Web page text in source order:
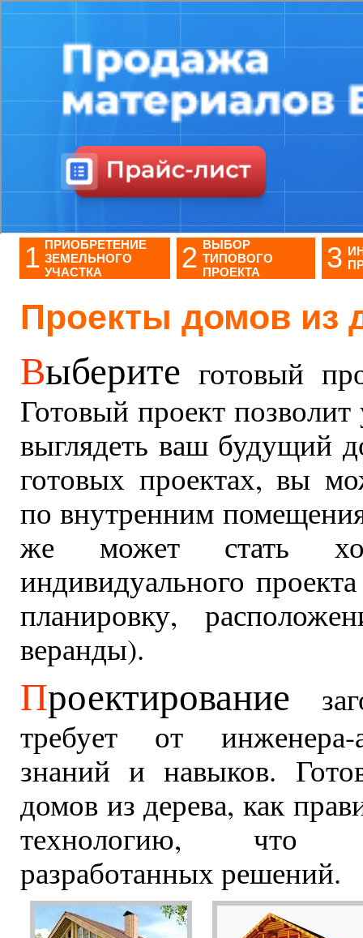
1 ПРИОБРЕТЕНИЕ
ЗЕМЕЛЬНОГО
УЧАСТКА
2 ВЫБОР
ТИПОВОГО
ПРОЕКТА
3
Проекты домов из
Выберите готовый
Готовый проект позволит
выглядеть ваш будущий
готовых проектах, вы
по внутренним
же может стать
индивидуального
планировку,
веранды).
Проектирование
требует от инженера-
знаний и навыков.
домов из дерева, как
технологию, что
разработанных решений.